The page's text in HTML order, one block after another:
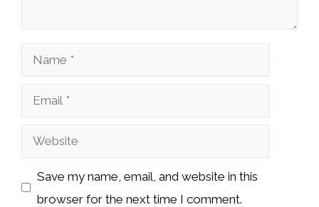
Name
Email
Website
Save my name, email, and website in this
browser for the next time I comment.